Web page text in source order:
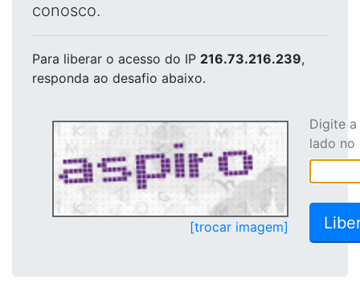
conosco.
Para liberar o acesso do IP 216.73.216.239,
responda ao desafio abaixo.
[trocar imagem]
Digite
lado no